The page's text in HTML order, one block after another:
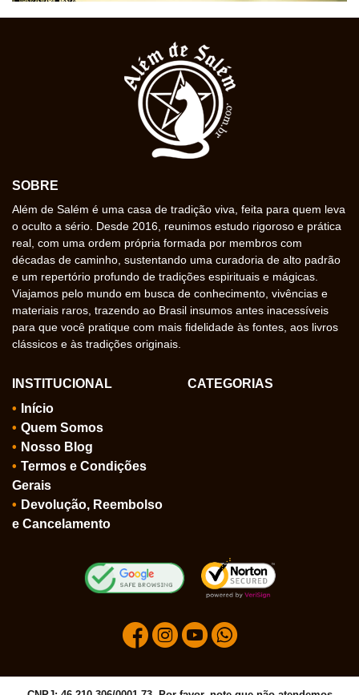
SOBRE
Além de Salém é uma casa de tradição viva, feita para quem leva
o oculto a sério. Desde 2016, reunimos estudo rigoroso e prática
real, com uma ordem própria formada por membros com
décadas de caminho, sustentando uma curadoria de alto padrão
e um repertório profundo de tradições espirituais e mágicas.
Viajamos pelo mundo em busca de conhecimento, vivências e
materiais raros, trazendo ao Brasil insumos antes inacessíveis
para que você pratique com mais fidelidade às fontes, aos livros
clássicos e às tradições originais.
INSTITUCIONAL
Início
Quem Somos
Nosso Blog
Termos e Condições
Gerais
Devolução, Reembolso
e Cancelamento
CATEGORIAS